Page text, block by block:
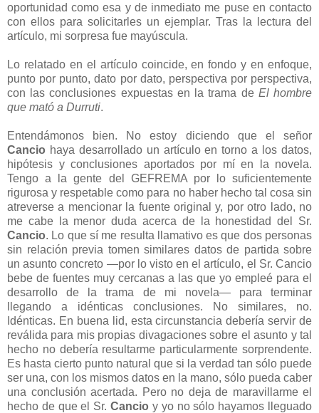
oportunidad como esa y de inmediato me puse en contacto
con ellos para solicitarles un ejemplar. Tras la lectura del
artículo, mi sorpresa fue mayúscula.
Lo relatado en el artículo coincide, en fondo y en enfoque,
punto por punto, dato por dato, perspectiva por perspectiva,
con las conclusiones expuestas en la trama de El hombre
que mató a Durruti.
Entendámonos bien. No estoy diciendo que el señor
Cancio haya desarrollado un artículo en torno a los datos,
hipótesis y conclusiones aportados por mí en la novela.
Tengo a la gente del GEFREMA por lo suficientemente
rigurosa y respetable como para no haber hecho tal cosa sin
atreverse a mencionar la fuente original y, por otro lado, no
me cabe la menor duda acerca de la honestidad del Sr.
Cancio. Lo que sí me resulta llamativo es que dos personas
sin relación previa tomen similares datos de partida sobre
un asunto concreto —por lo visto en el artículo, el Sr. Cancio
bebe de fuentes muy cercanas a las que yo empleé para el
desarrollo de la trama de mi novela— para terminar
llegando a idénticas conclusiones. No similares, no.
Idénticas. En buena lid, esta circunstancia debería servir de
reválida para mis propias divagaciones sobre el asunto y tal
hecho no debería resultarme particularmente sorprendente.
Es hasta cierto punto natural que si la verdad tan sólo puede
ser una, con los mismos datos en la mano, sólo pueda caber
una conclusión acertada. Pero no deja de maravillarme el
hecho de que el Sr.Cancio y yo no sólo hayamos lleguado